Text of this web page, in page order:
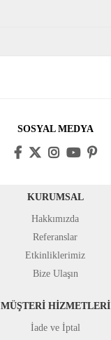
SOSYAL MEDYA
KURUMSAL
Hakkımızda
Referanslar
Etkinliklerimiz
Bize Ulaşın
MÜŞTERİ HİZMETLERİ
İade ve İptal